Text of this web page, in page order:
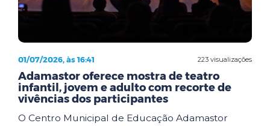
223 visualizações
01/07/2026, às 16:41
Adamastor oferece mostra de teatro
infantil, jovem e adulto com recorte de
vivências dos participantes
O Centro Municipal de Educação Adamastor